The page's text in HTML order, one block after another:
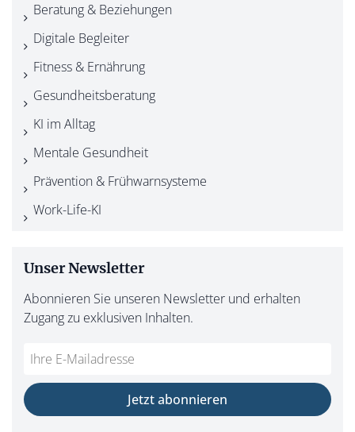
Beratung & Beziehungen
Digitale Begleiter
Fitness & Ernährung
Gesundheitsberatung
KI im Alltag
Mentale Gesundheit
Prävention & Frühwarnsysteme
Work-Life-KI
Unser Newsletter
Abonnieren Sie unseren Newsletter und erhalten
Zugang zu exklusiven Inhalten.
Jetzt abonnieren